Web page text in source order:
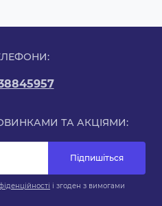
ТА АКЦІЯМИ:
Підпишіться
і згоден з вимогами